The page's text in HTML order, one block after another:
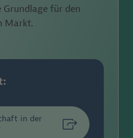
für den
Markt.
in der